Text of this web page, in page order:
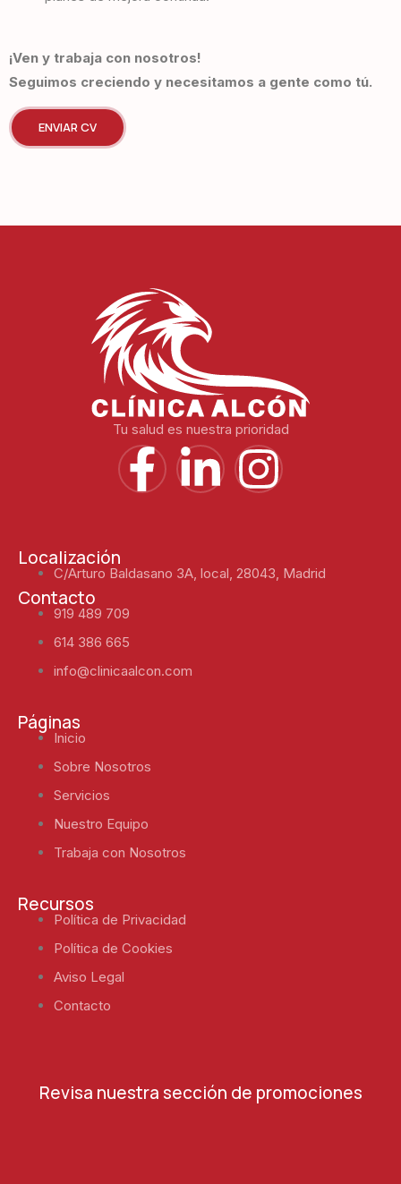
¡Ven y trabaja con nosotros!
Seguimos creciendo y necesitamos a gente como tú.
ENVIAR CV
Tu salud es nuestra prioridad
Localización
C/Arturo Baldasano 3A, local, 28043, Madrid
Contacto
919 489 709
614 386 665
info@clinicaalcon.com
Páginas
Inicio
Sobre Nosotros
Servicios
Nuestro Equipo
Trabaja con Nosotros
Recursos
Política de Privacidad
Política de Cookies
Aviso Legal
Contacto
Revisa nuestra sección de promociones